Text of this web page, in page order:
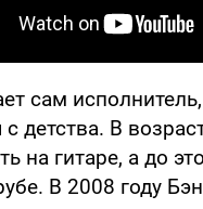
сам
с детства. В
на гитаре, а до
В 2008 году